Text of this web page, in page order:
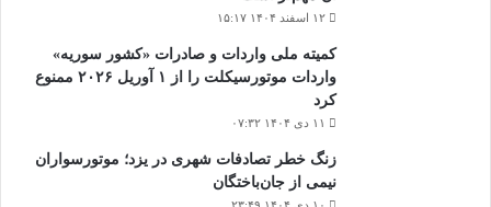
۱۲ اسفند ۱۴۰۴ ۱۵:۱۷
کمیته ملی واردات و صادرات «کشور سوریه»
واردات موتورسیکلت را از ۱ آوریل ۲۰۲۶ ممنوع
کرد
۱۱ دی ۱۴۰۴ ۰۷:۳۲
زنگ خطر تصادفات شهری در یزد؛ موتورسواران
نیمی از جان‌باختگان